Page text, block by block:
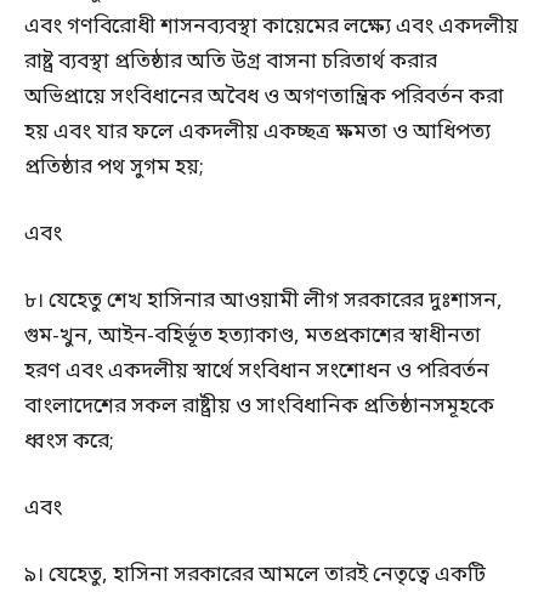
এবং গণবিরোধী শাসনব্যবস্থা কায়েমের লক্ষ্যে এবং একদলীয়
রাষ্ট্র ব্যবস্থা প্রতিষ্ঠার অতি উগ্র বাসনা চরিতার্থ করার
অভিপ্রায়ে সংবিধানের অবৈধ ও অগণতান্ত্রিক পরিবর্তন করা
হয় এবং যার ফলে একদলীয় একচ্ছত্র ক্ষমতা ও আধিপত্য
প্রতিষ্ঠার পথ সুগম হয়;
এবং
৮। যেহেতু শেখ হাসিনার আওয়ামী লীগ সরকারের দুঃশাসন,
গুম-খুন, আইন-বহির্ভূত হত্যাকাণ্ড, মতপ্রকাশের স্বাধীনতা
হরণ এবং একদলীয় স্বার্থে সংবিধান সংশোধন ও পরিবর্তন
বাংলাদেশের সকল রাষ্ট্রীয় ও সাংবিধানিক প্রতিষ্ঠানসমূহকে
ধ্বংস করে;
এবং
৯। যেহেতু, হাসিনা সরকারের আমলে তারই নেতৃত্বে একটি